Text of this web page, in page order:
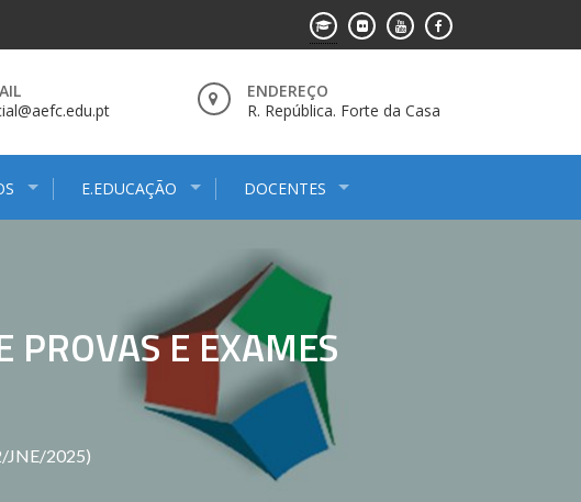
ENDEREÇO
R. República. Forte da Casa
E.EDUCAÇÃO DOCENTES
PROVAS E EXAMES
JNE/2025)